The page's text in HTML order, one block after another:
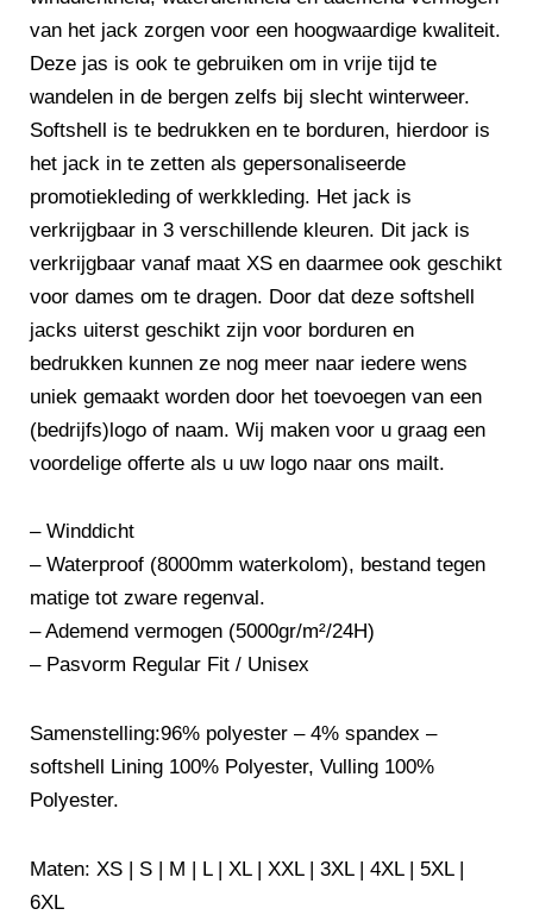
van het jack zorgen voor een hoogwaardige kwaliteit.
Deze jas is ook te gebruiken om in vrije tijd te
wandelen in de bergen zelfs bij slecht winterweer.
Softshell is te bedrukken en te borduren, hierdoor is
het jack in te zetten als gepersonaliseerde
promotiekleding of werkkleding. Het jack is
verkrijgbaar in 3 verschillende kleuren. Dit jack is
verkrijgbaar vanaf maat XS en daarmee ook geschikt
voor dames om te dragen. Door dat deze softshell
jacks uiterst geschikt zijn voor borduren en
bedrukken kunnen ze nog meer naar iedere wens
uniek gemaakt worden door het toevoegen van een
(bedrijfs)logo of naam. Wij maken voor u graag een
voordelige offerte als u uw logo naar ons mailt.
– Winddicht
– Waterproof (8000mm waterkolom), bestand tegen
matige tot zware regenval.
– Ademend vermogen (5000gr/m²/24H)
– Pasvorm Regular Fit / Unisex
Samenstelling:96% polyester – 4% spandex –
softshell Lining 100% Polyester, Vulling 100%
Polyester.
Maten: XS | S | M | L | XL | XXL | 3XL | 4XL | 5XL |
6XL